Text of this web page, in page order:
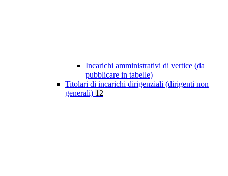
Incarichi amministrativi di vertice (da
pubblicare in tabelle)
Titolari di incarichi dirigenziali (dirigenti non
generali) 12